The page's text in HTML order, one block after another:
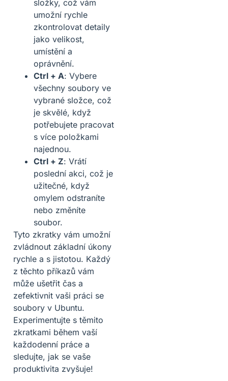
složky, což vám
umožní rychle
zkontrolovat detaily
jako velikost,
umístění a
oprávnění.
Ctrl + A: Vybere
všechny soubory ve
vybrané složce, což
je skvělé, když
potřebujete pracovat
s více položkami
najednou.
Ctrl + Z: Vrátí
poslední akci, což je
užitečné, když
omylem odstraníte
nebo změníte
soubor.
Tyto zkratky vám umožní
zvládnout základní úkony
rychle a s jistotou. Každý
z těchto příkazů vám
může ušetřit čas a
zefektivnit vaši práci se
soubory v Ubuntu.
Experimentujte s těmito
zkratkami během vaší
každodenní práce a
sledujte, jak se vaše
produktivita zvyšuje!